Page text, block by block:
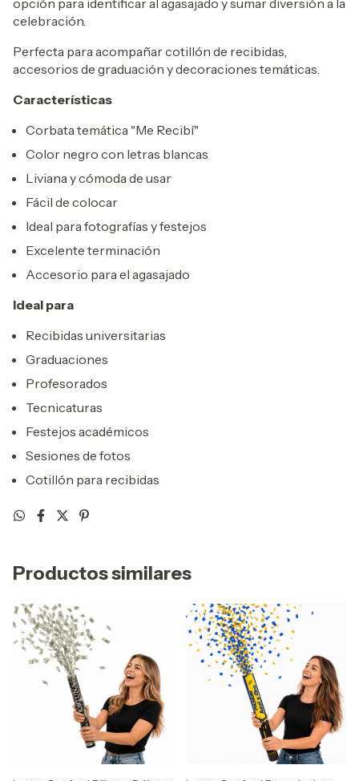
opción para identificar al agasajado y sumar diversión a la
celebración.
Perfecta para acompañar cotillón de recibidas,
accesorios de graduación y decoraciones temáticas.
Características
Corbata temática "Me Recibí"
Color negro con letras blancas
Liviana y cómoda de usar
Fácil de colocar
Ideal para fotografías y festejos
Excelente terminación
Accesorio para el agasajado
Ideal para
Recibidas universitarias
Graduaciones
Profesorados
Tecnicaturas
Festejos académicos
Sesiones de fotos
Cotillón para recibidas
Productos similares